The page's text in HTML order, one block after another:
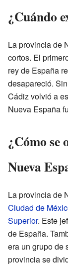
¿Cuándo
La provincia de
cortos. El
rey de España
desapareció.
Cádiz volvió a
Nueva España
¿Cómo se
Nueva
La provincia de
Ciudad de
Superior. Este
de España.
era un grupo de
provincia se